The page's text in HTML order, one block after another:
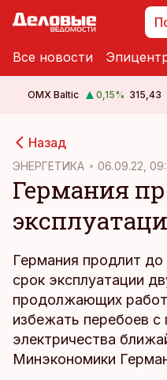
Все новости
OMX Baltic 0,15% 315,43
Назад
ЭНЕРГЕТИКА 06.09.22,
Германия
Германия продлит
срок эксплуатации
продолжающих
избежать перебоев с
электричества
Минэкономики